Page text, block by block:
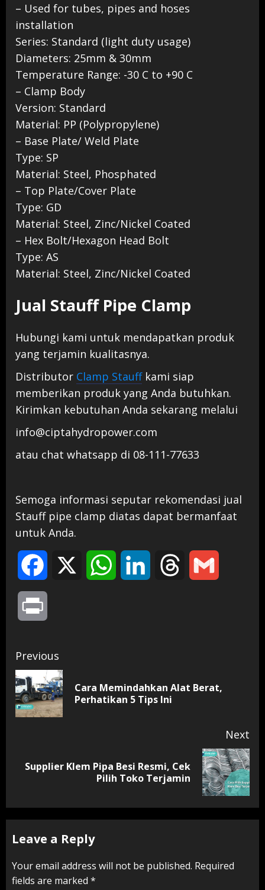
– Used for tubes, pipes and hoses
installation
Series: Standard (light duty usage)
Diameters: 25mm & 30mm
Temperature Range: -30 C to +90 C
– Clamp Body
Version: Standard
Material: PP (Polypropylene)
– Base Plate/ Weld Plate
Type: SP
Material: Steel, Phosphated
– Top Plate/Cover Plate
Type: GD
Material: Steel, Zinc/Nickel Coated
– Hex Bolt/Hexagon Head Bolt
Type: AS
Material: Steel, Zinc/Nickel Coated
Jual Stauff Pipe Clamp
Hubungi kami untuk mendapatkan produk
yang terjamin kualitasnya.
Distributor Clamp Stauffkami siap
memberikan produk yang Anda butuhkan.
Kirimkan kebutuhan Anda sekarang melalui
info@ciptahydropower.com
atau chat whatsapp di 08-111-77633
Semoga informasi seputar rekomendasi jual
Stauff pipe clamp diatas dapat bermanfaat
untuk Anda.
Facebook WhatsAppLinkedIn Threads
Continue
Reading
Previous
Cara Memindahkan Alat Berat,
Perhatikan 5 Tips Ini
Next
Next
Supplier Klem Pipa Besi Resmi, Cek
Pilih Toko Terjamin
Leave a Reply
Your email address will not be published. Required
fields are marked *